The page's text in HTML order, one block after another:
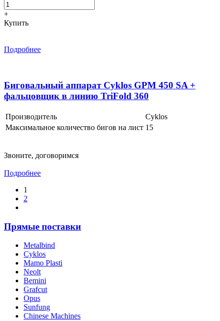
+
Купить
Подробнее
Биговальный аппарат Cyklos GPM 450 SA +
фальцовщик в линию TriFold 360
Производитель
Cyklos
Максимальное количество бигов на лист 15
Звоните, договоримся
Подробнее
1
2
Прямые поставки
Metalbind
Cyklos
Mamo Plasti
Neolt
Bemini
Grafcut
Opus
Sunfung
Chinese Machines